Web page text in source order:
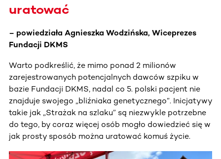
uratować
– powiedziała Agnieszka Wodzińska, Wiceprezes
Fundacji DKMS
Warto podkreślić, że mimo ponad 2 milionów
zarejestrowanych potencjalnych dawców szpiku w
bazie Fundacji DKMS, nadal co 5. polski pacjent nie
znajduje swojego „bliźniaka genetycznego”. Inicjatywy
takie jak „Strażak na szlaku” są niezwykle potrzebne
do tego, by coraz więcej osób mogło dowiedzieć się w
jak prosty sposób można uratować komuś życie.